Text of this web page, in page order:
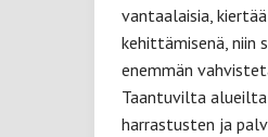
vantaalaisia,
kehittämisenä, niin
enemmän
Taantuvilta
harrastusten ja